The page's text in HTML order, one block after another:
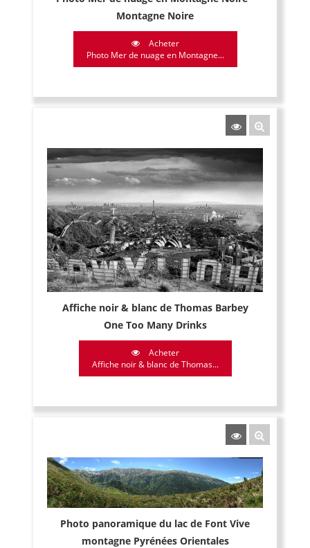
Montagne Noire
Acheter
Photo Mer de nuage en Montagne...
Affiche noir & blanc de Thomas Barbey
One Too Many Drinks
Acheter
Affiche noir & blanc de Thomas...
Photo panoramique du lac de Font Vive
montagne Pyrénées Orientales